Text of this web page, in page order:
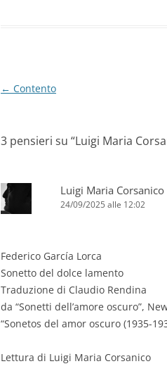
Navigazione
← Contento
3 pensieri su “Luigi Maria
Luigi Maria Corsanico
24/09/2025 alle 12:02
Federico García Lorca
Sonetto del dolce lamento
Traduzione di Claudio Rendina
da “Sonetti dell’amore oscuro”,
“Sonetos del amor oscuro (1935-
Lettura di Luigi Maria Corsanico